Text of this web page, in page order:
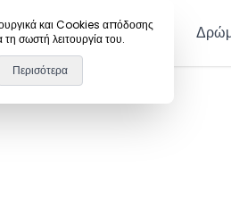
και Cookies απόδοσης
τη σωστή λειτουργία του.
Περισότερα
Μέλη